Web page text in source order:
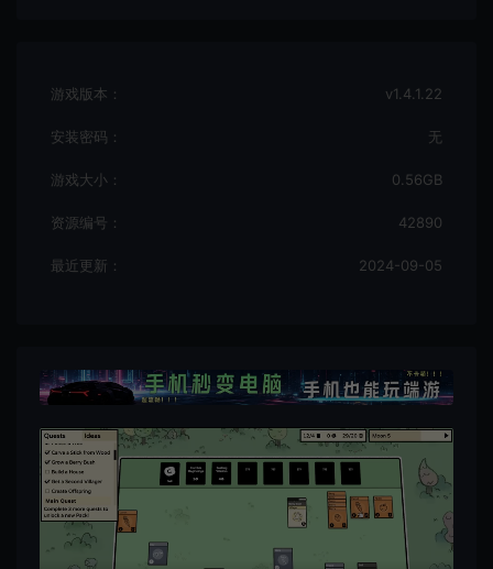
游戏版本： v1.4.1.22
安装密码： 无
游戏大小： 0.56GB
资源编号： 42890
最近更新： 2024-09-05